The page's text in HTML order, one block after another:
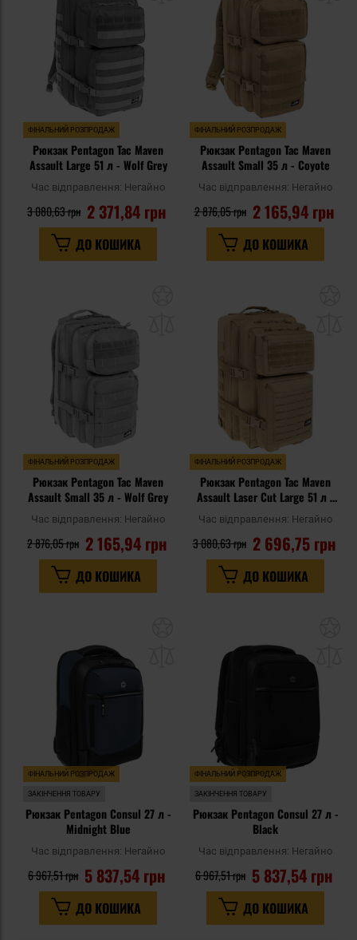
уподобань
ФІНАЛЬНИЙ РОЗПРОДАЖ
Рюкзак Pentagon Tac Maven
Assault Large 51 л - Wolf Grey
Час відправлення: Негайно
2 371,84 грн
3 080,63 грн
ДО КОШИКА
ФІНАЛЬНИЙ РОЗПРОДАЖ
Рюкзак Pentagon Tac Maven
Assault Small 35 л - Coyote
Час відправлення: Негайно
2 165,94 грн
2 876,05 грн
ДО КОШИКА
ФІНАЛЬНИЙ РОЗПРОДАЖ
Рюкзак Pentagon Tac Maven
Assault Small 35 л - Wolf Grey
Час відправлення: Негайно
2 165,94 грн
2 876,05 грн
ДО КОШИКА
ФІНАЛЬНИЙ РОЗПРОДАЖ
Рюкзак Pentagon Tac Maven
Assault Laser Cut Large 51 л -
Час відправлення: Негайно
2 696,75 грн
3 080,63 грн
ДО КОШИКА
уподобань
ФІНАЛЬНИЙ РОЗПРОДАЖ
ЗАКІНЧЕННЯ ТОВАРУ
Рюкзак Pentagon Consul 27 л -
Midnight Blue
Час відправлення: Негайно
5 837,54 грн
6 967,51 грн
ДО КОШИКА
ФІНАЛЬНИЙ РОЗПРОДАЖ
ЗАКІНЧЕННЯ ТОВАРУ
Рюкзак Pentagon Consul 27 л -
Black
Час відправлення: Негайно
5 837,54 грн
6 967,51 грн
ДО КОШИКА